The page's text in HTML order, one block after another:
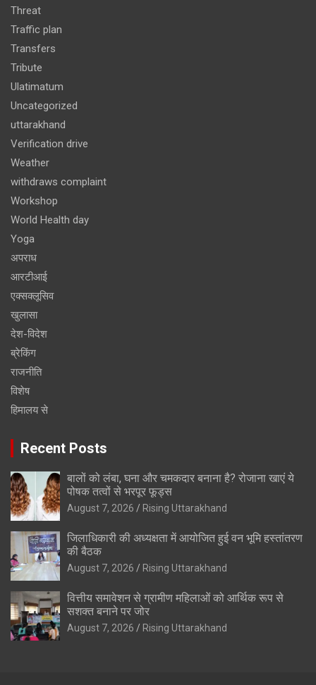
Threat
Traffic plan
Transfers
Tribute
Ulatimatum
Uncategorized
uttarakhand
Verification drive
Weather
withdraws complaint
Workshop
World Health day
Yoga
अपराध
आरटीआई
एक्सक्लूसिव
खुलासा
देश-विदेश
ब्रेकिंग
राजनीति
विशेष
हिमालय से
Recent Posts
बालों को लंबा, घना और चमकदार बनाना है? रोजाना खाएं ये
पोषक तत्वों से भरपूर फूड्स
August 7, 2026 Rising Uttarakhand
जिलाधिकारी की अध्यक्षता में आयोजित हुई वन भूमि हस्तांतरण
की बैठक
August 7, 2026 Rising Uttarakhand
वित्तीय समावेशन से ग्रामीण महिलाओं को आर्थिक रूप से
सशक्त बनाने पर जोर
August 7, 2026 Rising Uttarakhand